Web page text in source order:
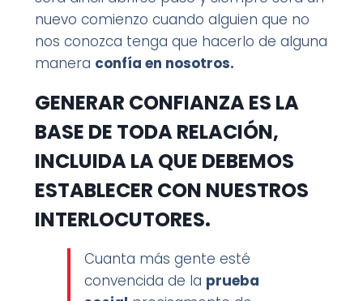
nuevo comienzo cuando alguien que no
nos conozca tenga que hacerlo de alguna
manera confía en nosotros.
GENERAR CONFIANZA ES LA
BASE DE TODA RELACIÓN,
INCLUIDA LA QUE DEBEMOS
ESTABLECER CON NUESTROS
INTERLOCUTORES.
Cuanta más gente esté
convencida de la prueba